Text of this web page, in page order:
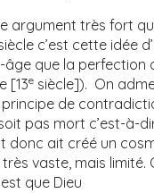
argument très fort
c’est cette idée
que la perfection
[13e siècle]). On
de
pas mort c’est-à-
donc ait créé un
vaste, mais limité.
que Dieu